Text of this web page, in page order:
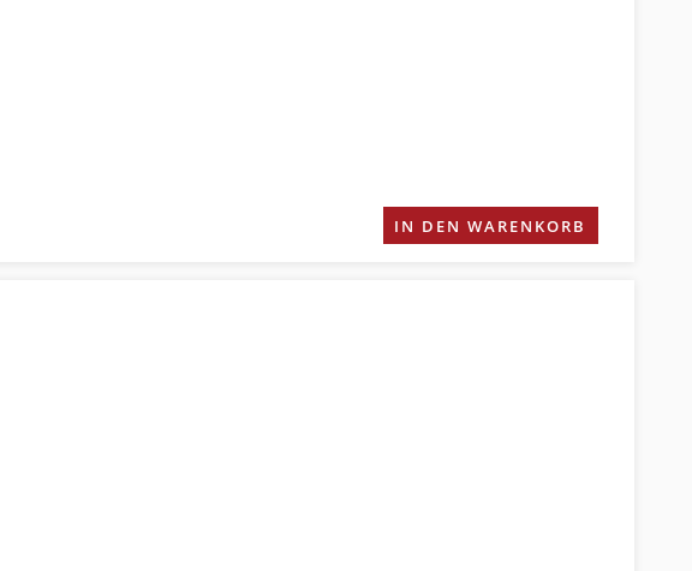
IN DEN WARENKORB